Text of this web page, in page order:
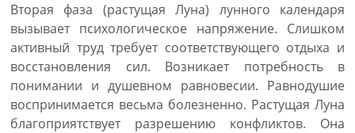
Вторая фаза (растущая Луна) лунного календаря
вызывает психологическое напряжение. Слишком
активный труд требует соответствующего отдыха и
восстановления сил. Возникает потребность в
понимании и душевном равновесии. Равнодушие
воспринимается весьма болезненно. Растущая Луна
благоприятствует разрешению конфликтов. Она